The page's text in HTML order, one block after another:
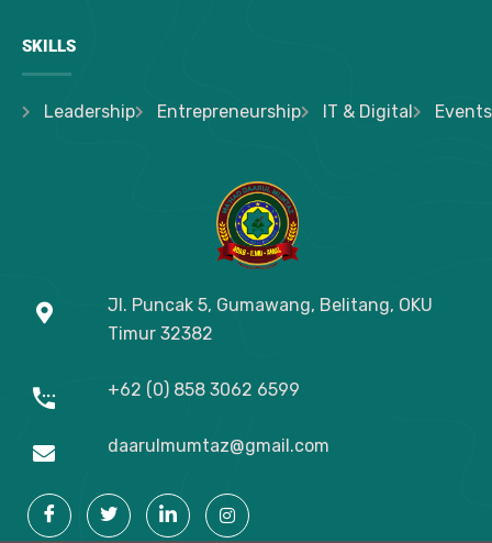
SKILLS
Leadership Entrepreneurship IT & Digital Events
Jl. Puncak 5, Gumawang, Belitang, OKU
Timur 32382
+62 (0) 858 3062 6599
daarulmumtaz@gmail.com